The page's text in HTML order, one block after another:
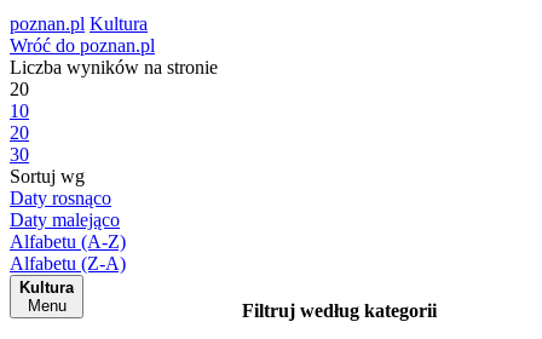
poznan.pl Kultura
Wróć do poznan.pl
Liczba wyników na stronie
20
10
20
30
Sortuj wg
Daty rosnąco
Daty malejąco
Alfabetu (A-Z)
Alfabetu (Z-A)
Kultura
Menu
Filtruj według kategorii